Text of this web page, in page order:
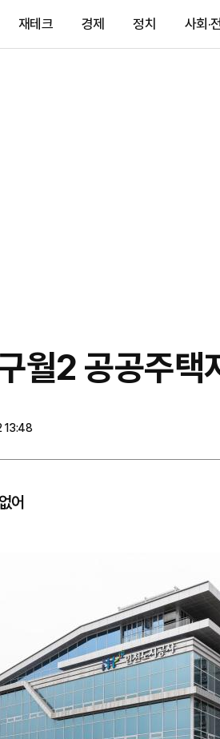
재테크 경제 정치 사회·
월2 공공주택
13:48
어